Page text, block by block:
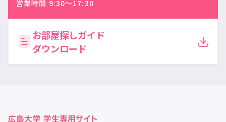
営業時間 9:30〜17:30
お部屋探しガイド
ダウンロード